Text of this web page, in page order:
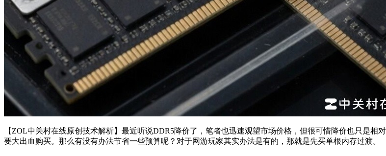
【ZOL中关村在线原创技术解析】最近听说DDR5降价了，笔者也迅速观望市场价格，但很可惜降价也只是相
要大出血购买。那么有没有办法节省一些预算呢？对于网游玩家其实办法是有的，那就是先买单根内存过渡。